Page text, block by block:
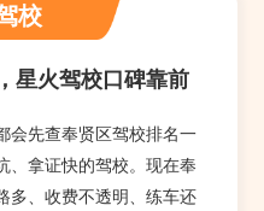
校
星火驾校口碑靠前
会先查奉贤区驾校排名一
、拿证快的驾校。现在奉
多、收费不透明、练车还